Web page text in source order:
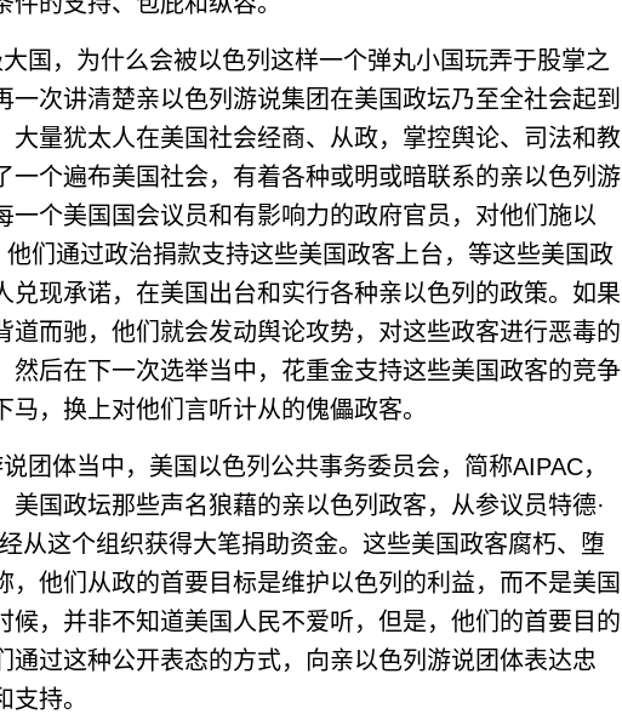
，为什么会被以色列这样一个弹丸小国玩弄于股掌之
一次讲清楚亲以色列游说集团在美国政坛乃至全社会起到
大量犹太人在美国社会经商、从政，掌控舆论、司法和教
一个遍布美国社会，有着各种或明或暗联系的亲以色列游
一个美国国会议员和有影响力的政府官员，对他们施以
他们通过政治捐款支持这些美国政客上台，等这些美国政
兑现承诺，在美国出台和实行各种亲以色列的政策。如果
道而驰，他们就会发动舆论攻势，对这些政客进行恶毒的
然后在下一次选举当中，花重金支持这些美国政客的竞争
，换上对他们言听计从的傀儡政客。
体当中，美国以色列公共事务委员会，简称AIPAC，
美国政坛那些声名狼藉的亲以色列政客，从参议员特德·
从这个组织获得大笔捐助资金。这些美国政客腐朽、堕
，他们从政的首要目标是维护以色列的利益，而不是美国
候，并非不知道美国人民不爱听，但是，他们的首要目的
通过这种公开表态的方式，向亲以色列游说团体表达忠
持。